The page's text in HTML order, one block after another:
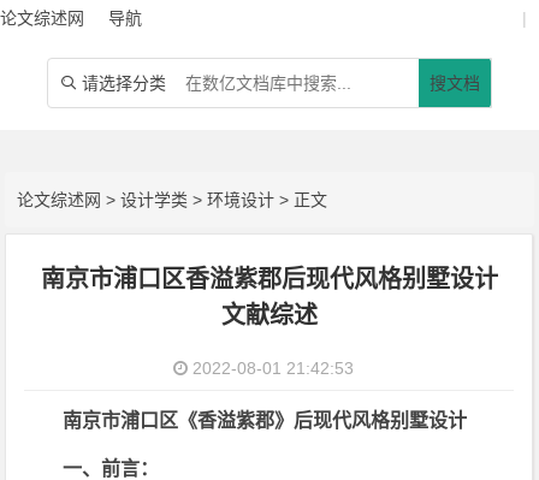
论文综述网 导航 |
 请选择分类 搜文档
论文综述网 >设计学类 >环境设计 > 正文
南京市浦口区香溢紫郡后现代风格别墅设计
文献综述
2022-08-01 21:42:53
南京市浦口区《香溢紫郡》后现代风格别墅设计
一、前言：